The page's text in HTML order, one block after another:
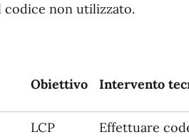
codice non utilizzato.
Obiettivo Intervento
LCP Effettuare